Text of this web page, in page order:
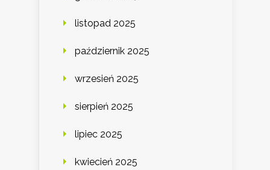
listopad 2025
październik 2025
wrzesień 2025
sierpień 2025
lipiec 2025
kwiecień 2025